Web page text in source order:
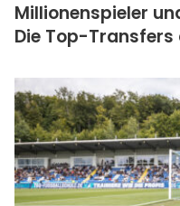
Millionenspieler
Die Top-Transfers